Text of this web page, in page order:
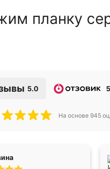
планку
5.0
На основе 945